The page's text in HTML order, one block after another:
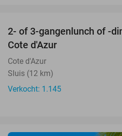
2- of 3-gangenlunch of -
Cote d'Azur
Cote d'Azur
Sluis (12 km)
Verkocht: 1.145